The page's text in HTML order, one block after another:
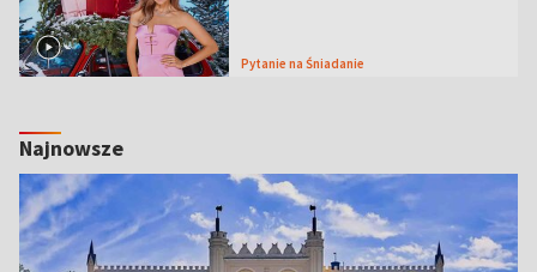
Pytanie na Śniadanie
Najnowsze